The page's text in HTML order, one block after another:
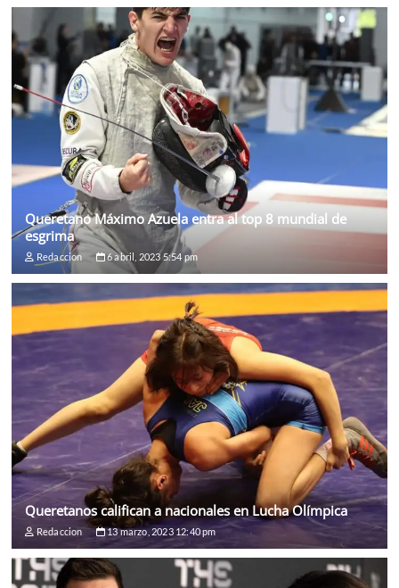
Queretano Máximo Azuela entra al top 8 mundial de
esgrima
Redaccion 6 abril, 2023 5:54 pm
Queretanos califican a nacionales en Lucha Olímpica
Redaccion 13 marzo, 2023 12:40 pm